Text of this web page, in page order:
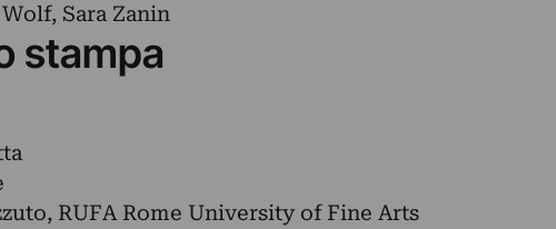
Sara Zanin
stampa
RUFA Rome University of Fine Arts